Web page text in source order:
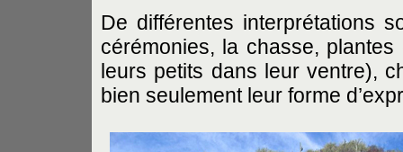
De différentes interprétations
cérémonies, la chasse,
leurs petits dans leur ventre),
bien seulement leur forme